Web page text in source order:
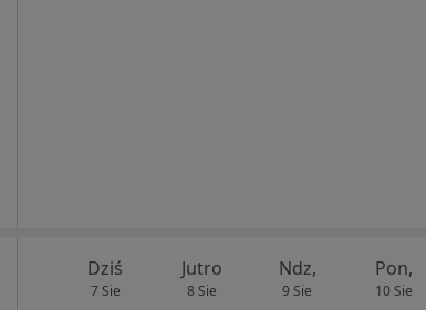
Dziś
7 Sie
Jutro
8 Sie
Ndz,
9 Sie
Pon,
10 Sie